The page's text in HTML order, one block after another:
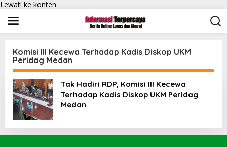
Lewati ke konten
Komisi III Kecewa Terhadap Kadis Diskop UKM
Peridag Medan
Tak Hadiri RDP, Komisi III Kecewa
Terhadap Kadis Diskop UKM Peridag
Medan